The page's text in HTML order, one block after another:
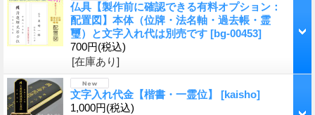
仏具【製作前に確認できる有料オプション：
配置図】本体（位牌・法名軸・過去帳・霊
璽）と文字入れ代は別売です [bg-00453]
700円(税込)
[在庫あり]
文字入れ代金【楷書・一霊位】 [kaisho]
1,000円(税込)